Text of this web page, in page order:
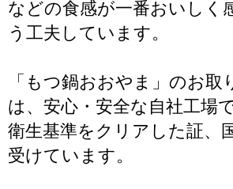
などの食感が一番おいしく
う工夫しています。
「もつ鍋おおやま」のお取
は、安心・安全な自社工場で
衛生基準をクリアした証、
受けています。